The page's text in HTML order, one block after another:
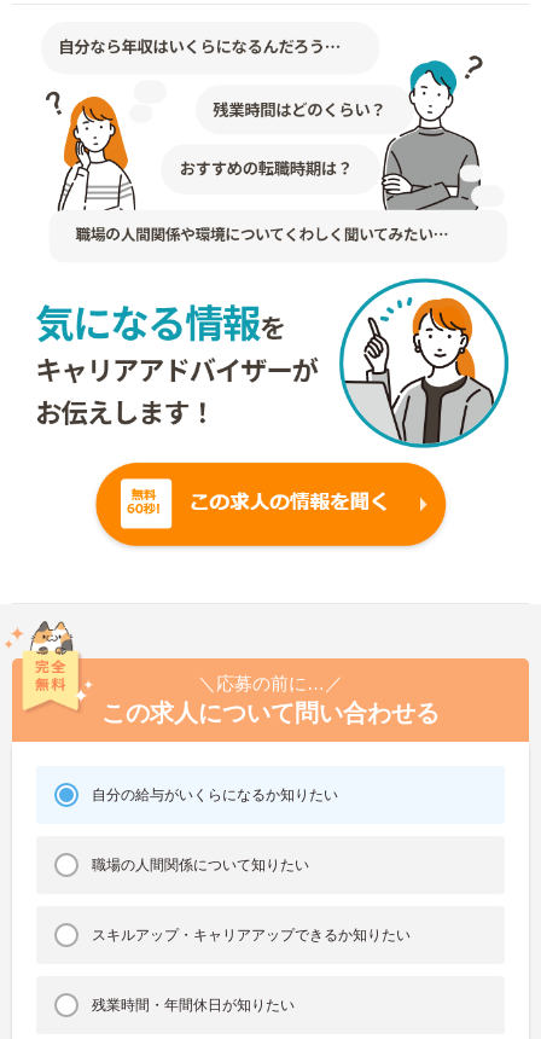
＼応募の前に…／
この求人について問い合わせる
自分の給与がいくらになるか知りたい
職場の人間関係について知りたい
スキルアップ・キャリアアップできるか知りたい
残業時間・年間休日が知りたい